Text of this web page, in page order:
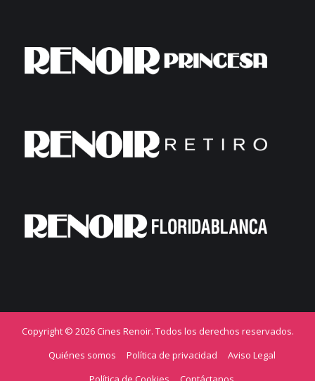
Copyright © 2026 Cines Renoir. Todos los derechos reservados.
Quiénes somos
Política de privacidad
Aviso Legal